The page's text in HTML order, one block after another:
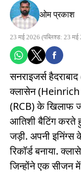
ओम प्रकाश
23 मई 2026 (पब्लिश्ड: 23
सनराइजर्स
क्लासेन
(RCB) के खिलाफ
आतिशी बैटिंग करते
जड़ी. अपनी इनिंग्स
रिकॉर्ड बनाया.
जिन्होंने एक सीजन